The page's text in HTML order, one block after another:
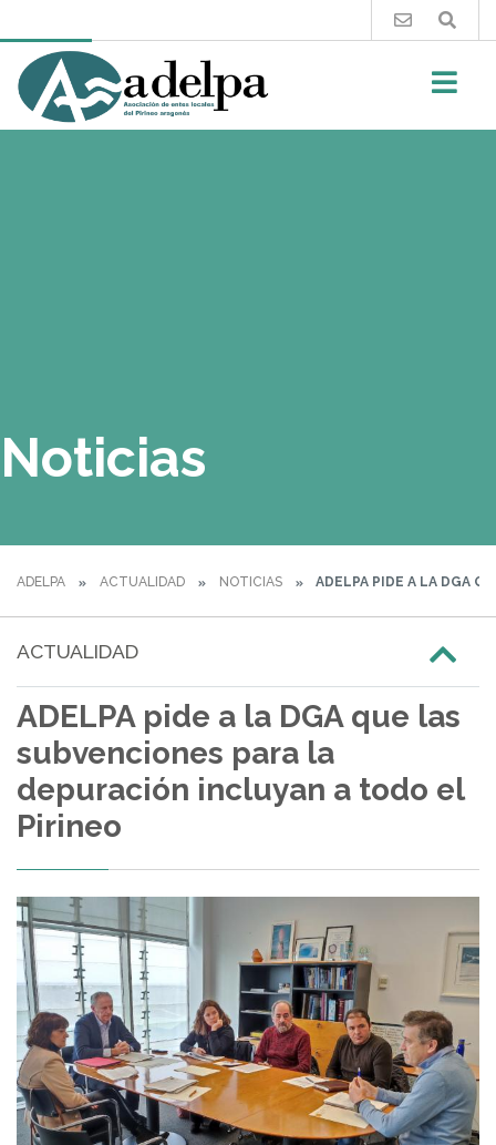
Buscar
Noticias
ADELPA ACTUALIDAD NOTICIAS ADELPA PIDE A LA DGA
ACTUALIDAD
ADELPA pide a la DGA que las
subvenciones para la
depuración incluyan a todo el
Pirineo